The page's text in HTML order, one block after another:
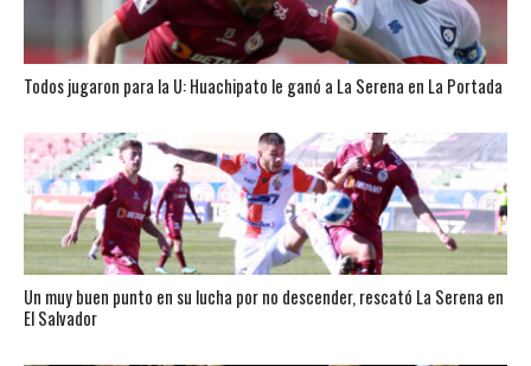
Todos jugaron para la U: Huachipato le ganó a La Serena en La Portada
Un muy buen punto en su lucha por no descender, rescató La Serena en
El Salvador